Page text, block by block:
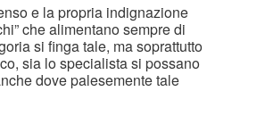
e la propria indignazione
che alimentano sempre di
si finga tale, ma soprattutto
sia lo specialista si possano
dove palesemente tale